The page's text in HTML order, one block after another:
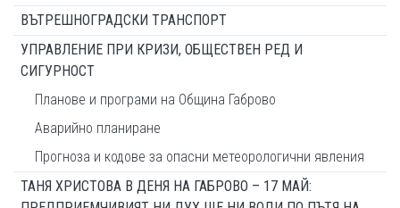
ВЪТРЕШНОГРАДСКИ ТРАНСПОРТ
УПРАВЛЕНИЕ ПРИ КРИЗИ, ОБЩЕСТВЕН РЕД И
СИГУРНОСТ
Планове и програми на Община Габрово
Аварийно планиране
Прогноза и кодове за опасни метеорологични явления
ТАНЯ ХРИСТОВА В ДЕНЯ НА ГАБРОВО – 17 МАЙ: